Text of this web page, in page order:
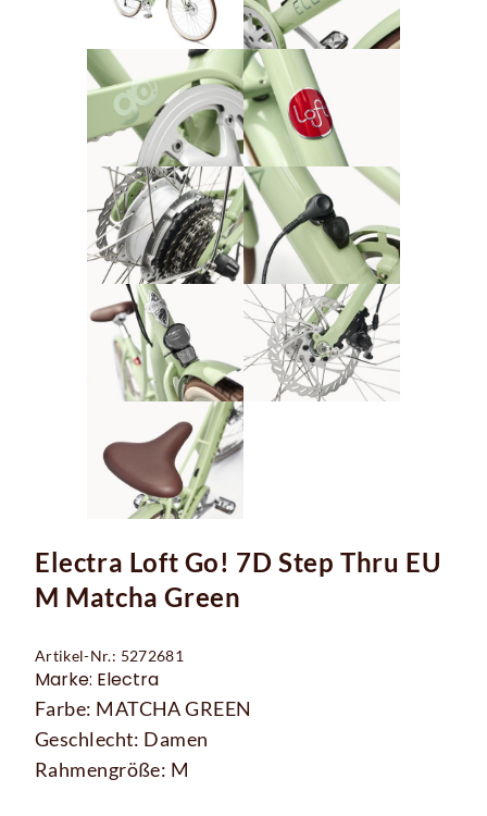
Electra Loft Go! 7D Step Thru EU
M Matcha Green
Artikel-Nr.: 5272681
Marke: Electra
Farbe: MATCHA GREEN
Geschlecht: Damen
Rahmengröße: M